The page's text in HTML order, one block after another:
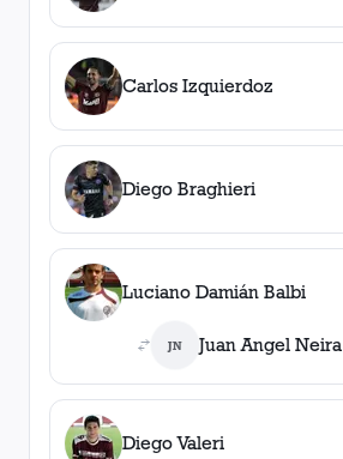
Carlos Izquierdoz
Diego Braghieri
Luciano Damián Balbi
JN Juan Angel Neira
Diego Valeri